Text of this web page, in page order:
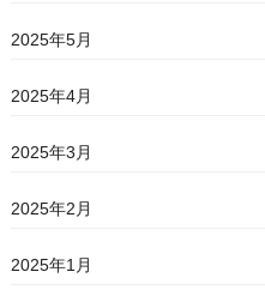
2025年5月
2025年4月
2025年3月
2025年2月
2025年1月